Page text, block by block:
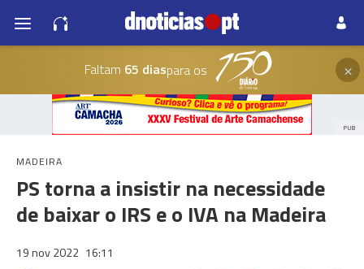
Faltam 65 diaspara os ×
PUB
MADEIRA
PS torna a insistir na necessidade
de baixar o IRS e o IVA na Madeira
19 nov 2022 16:11